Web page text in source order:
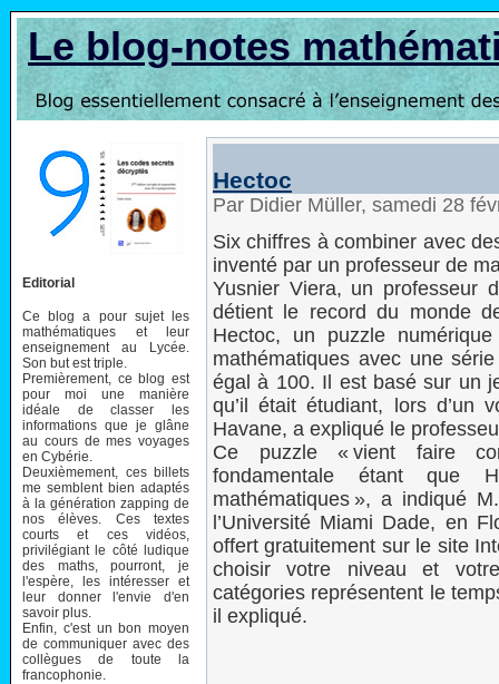
Le blog-notes
Editorial
Ce blog a pour sujet les
mathématiques et leur
enseignement au Lycée.
Son but est triple.
Premièrement, ce blog est
pour moi une manière
idéale de classer les
informations que je glâne
au cours de mes voyages
en Cybérie.
Deuxièmement, ces billets
me semblent bien adaptés
à la génération zapping de
nos élèves. Ces textes
courts et ces vidéos,
privilégiant le côté ludique
des maths, pourront, je
l'espère, les intéresser et
leur donner l'envie d'en
savoir plus.
Enfin, c'est un bon moyen
de communiquer avec des
collègues de toute la
francophonie.
Hectoc
Par Didier Müller, samedi 28
Six chiffres à combiner avec
inventé par un professeur de
Yusnier Viera, un professeur
détient le record du monde
Hectoc, un puzzle
mathématiques avec une
égal à 100. Il est basé sur un
qu’il était étudiant, lors d’un
Havane, a expliqué le
Ce puzzle « vient faire
fondamentale étant que
mathématiques », a indiqué
l’Université Miami Dade, en
offert gratuitement sur le site
choisir votre niveau et
catégories représentent le
il expliqué.